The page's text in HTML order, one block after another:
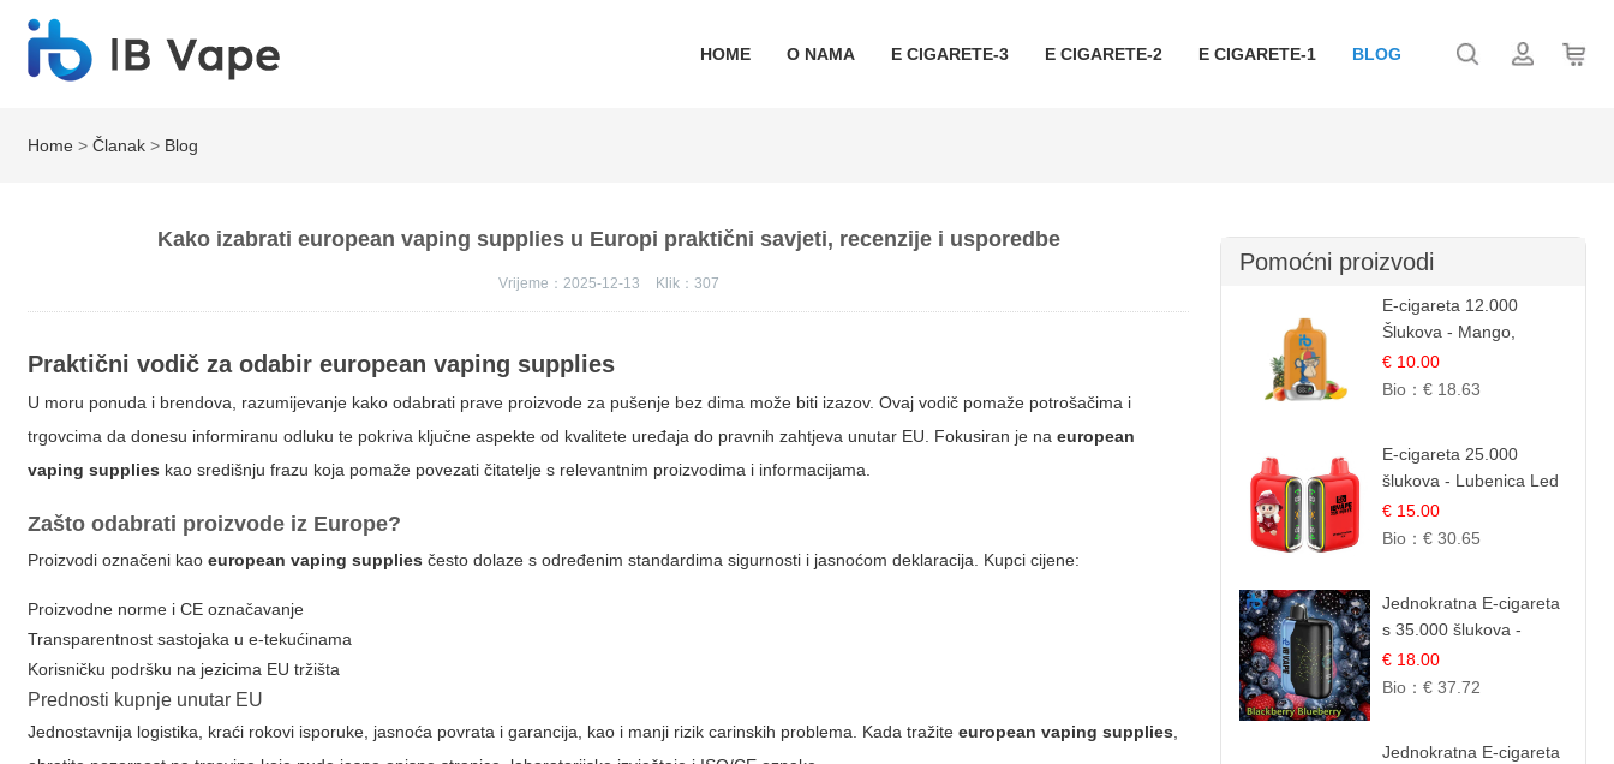
HOME O NAMA E CIGARETE-3 E CIGARETE-2 E CIGARETE-1 BLOG
Home >Članak > Blog
Kako izabrati european vaping supplies u Europi praktični savjeti, recenzije i usporedbe
Vrijeme：2025-12-13 Klik： 307
Praktični vodič za odabireuropean vaping supplies
U moru ponuda i brendova, razumijevanje kako odabrati prave proizvode za pušenje bez dima može biti izazov. Ovaj vodič pomaže potrošačima i
trgovcima da donesu informiranu odluku te pokriva ključne aspekte od kvalitete uređaja do pravnih zahtjeva unutar EU. Fokusiran je naeuropean
vaping supplies kao središnju frazu koja pomaže povezati čitatelje s relevantnim proizvodima i informacijama.
Zašto odabrati proizvode iz Europe?
Proizvodi označeni kaoeuropean vaping supplies često dolaze s određenim standardima sigurnosti i jasnoćom deklaracija. Kupci cijene:
Proizvodne norme i CE označavanje
Transparentnost sastojaka u e-tekućinama
Korisničku podršku na jezicima EU tržišta
Prednosti kupnje unutar EU
Jednostavnija logistika, kraći rokovi isporuke, jasnoća povrata i garancija, kao i manji rizik carinskih problema. Kada tražiteeuropean vaping supplies
Pomoćni proizvodi
E-cigareta 12.000
Šlukova - Mango,
Ananas, Breskva |
Tropska Voćna
€ 10.00
Bio： € 18.63
E-cigareta 25.000
šlukova - Lubenica Led
| Osježavajući Ljetni
Okus
€ 15.00
Bio： € 30.65
Jednokratna E-cigareta
s 35.000 šlukova -
Kupina & Borovnica |
Intenzivna Mješavina
€ 18.00
Bio： € 37.72
Jednokratna E-cigareta